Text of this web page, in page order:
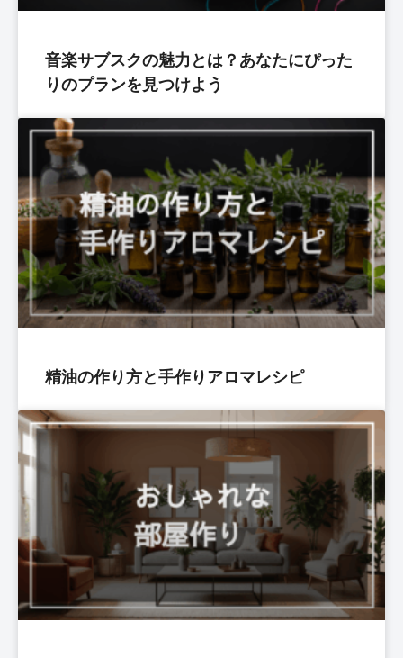
音楽サブスクの魅力とは？あなたにぴった
りのプランを見つけよう
精油の作り方と手作りアロマレシピ